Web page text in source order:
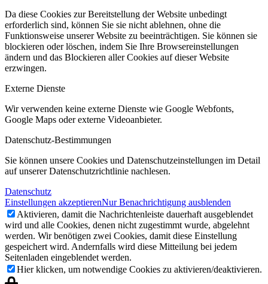
Da diese Cookies zur Bereitstellung der Website unbedingt
erforderlich sind, können Sie sie nicht ablehnen, ohne die
Funktionsweise unserer Website zu beeinträchtigen. Sie können sie
blockieren oder löschen, indem Sie Ihre Browsereinstellungen
ändern und das Blockieren aller Cookies auf dieser Website
erzwingen.
Externe Dienste
Wir verwenden keine externe Dienste wie Google Webfonts,
Google Maps oder externe Videoanbieter.
Datenschutz-Bestimmungen
Sie können unsere Cookies und Datenschutzeinstellungen im Detail
auf unserer Datenschutzrichtlinie nachlesen.
Datenschutz
Einstellungen akzeptierenNur Benachrichtigung ausblenden
Aktivieren, damit die Nachrichtenleiste dauerhaft ausgeblendet
wird und alle Cookies, denen nicht zugestimmt wurde, abgelehnt
werden. Wir benötigen zwei Cookies, damit diese Einstellung
gespeichert wird. Andernfalls wird diese Mitteilung bei jedem
Seitenladen eingeblendet werden.
Hier klicken, um notwendige Cookies zu aktivieren/deaktivieren.